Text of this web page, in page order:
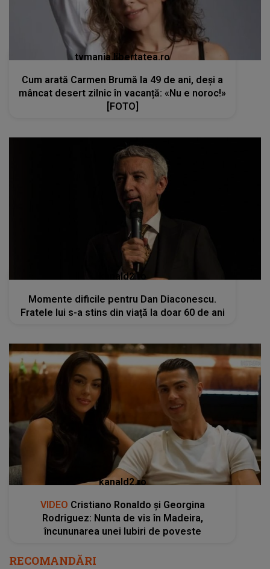
tvmania.libertatea.ro
Cum arată Carmen Brumă la 49 de ani, deși a
mâncat desert zilnic în vacanță: «Nu e noroc!»
[FOTO]
kanald2.ro
Momente dificile pentru Dan Diaconescu.
Fratele lui s-a stins din viață la doar 60 de ani
kanald2.ro
VIDEO Cristiano Ronaldo și Georgina
Rodriguez: Nunta de vis în Madeira,
încununarea unei Iubiri de poveste
RECOMANDĂRI